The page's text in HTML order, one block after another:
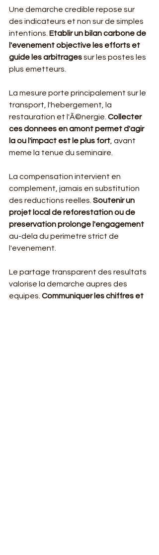
Une demarche credible repose sur
des indicateurs et non sur de simples
intentions. Etablir un bilan carbone de
l'evenement objective les efforts et
guide les arbitrages sur les postes les
plus emetteurs.
La mesure porte principalement sur le
transport, l'hebergement, la
restauration et l'Ã©nergie. Collecter
ces donnees en amont permet d'agir
la ou l'impact est le plus fort, avant
meme la tenue du seminaire.
La compensation intervient en
complement, jamais en substitution
des reductions reelles. Soutenir un
projet local de reforestation ou de
preservation prolonge l'engagement
au-dela du perimetre strict de
l'evenement.
Le partage transparent des resultats
valorise la demarche aupres des
equipes. Communiquer les chiffres et